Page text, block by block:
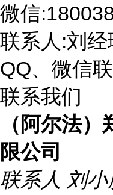
微信
联系人:刘
QQ、微信
联系我们
（阿尔法
限公司
联系人 刘小